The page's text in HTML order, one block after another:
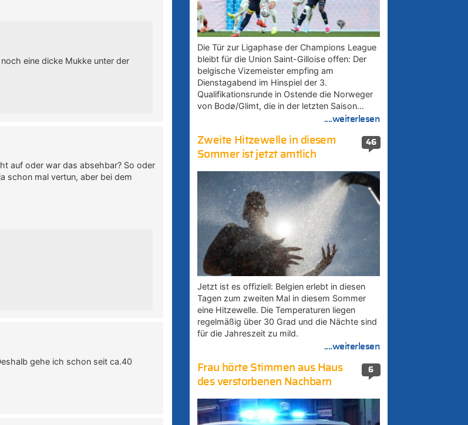
eine dicke Mukke unter der
auf oder war das absehbar? So oder
schon mal vertun, aber bei dem
gehe ich schon seit ca.40
Die Tür zur Ligaphase der Champions League
bleibt für die Union Saint-Gilloise offen: Der
belgische Vizemeister empfing am
Dienstagabend im Hinspiel der 3.
Qualifikationsrunde in Ostende die Norweger
von Bodø/Glimt, die in der letzten Saison…
....weiterlesen
46
Zweite Hitzewelle in diesem
Sommer ist jetzt amtlich
Jetzt ist es offiziell: Belgien erlebt in diesen
Tagen zum zweiten Mal in diesem Sommer
eine Hitzewelle. Die Temperaturen liegen
regelmäßig über 30 Grad und die Nächte sind
für die Jahreszeit zu mild.
....weiterlesen
6
Frau hörte Stimmen aus Haus
des verstorbenen Nachbarn